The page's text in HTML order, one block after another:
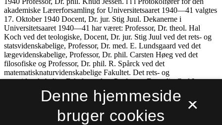
×
Denne hjemmeside
bruger cookies